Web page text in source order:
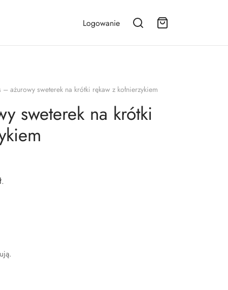
Logowanie
– ażurowy sweterek na krótki rękaw z kołnierzykiem
sweterek na krótki
.